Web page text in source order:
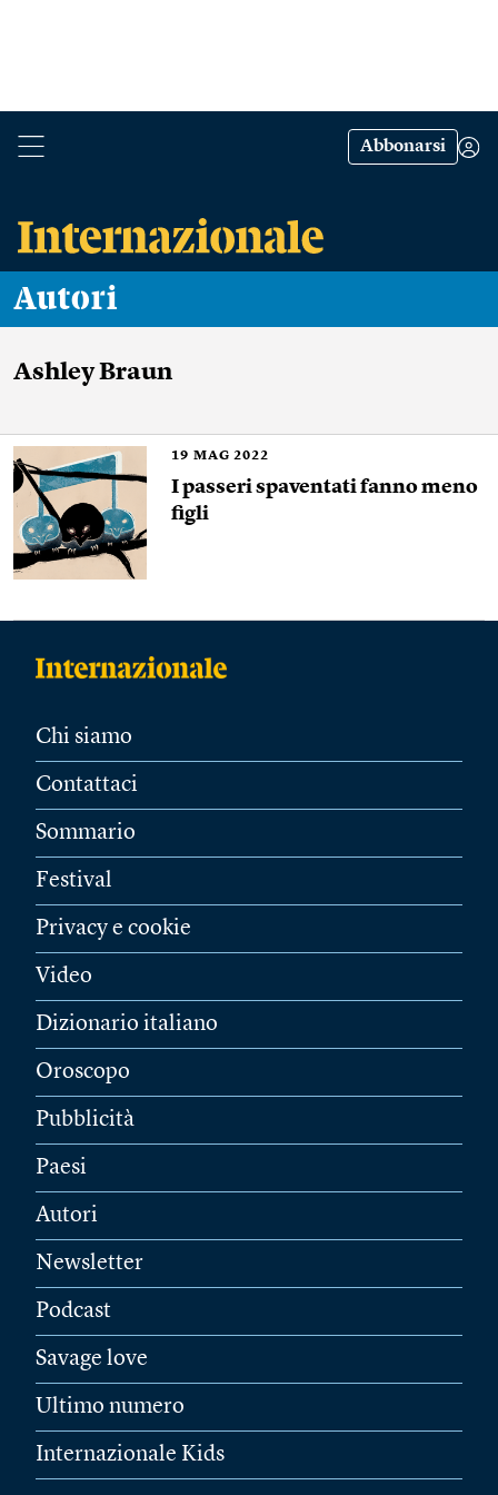
Abbonarsi
Autori
Ashley Braun
19 MAG 2022
I passeri spaventati fanno meno
figli
Chi siamo
Contattaci
Sommario
Festival
Privacy e cookie
Video
Dizionario italiano
Oroscopo
Pubblicità
Paesi
Autori
Newsletter
Podcast
Savage love
Ultimo numero
Internazionale Kids